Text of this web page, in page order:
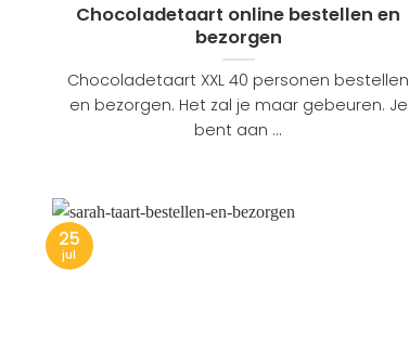
Chocoladetaart online bestellen en
bezorgen
Chocoladetaart XXL 40 personen bestellen
en bezorgen. Het zal je maar gebeuren. Je
bent aan ...
25
jul